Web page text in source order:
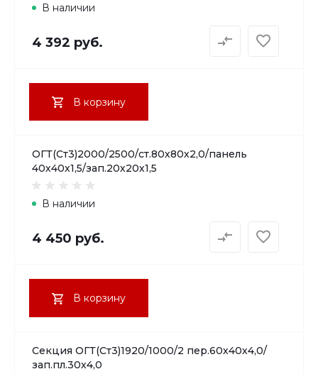
В наличии
4 392 руб.
В корзину
ОГТ(Ст3)2000/2500/ст.80х80х2,0/панель
40х40х1,5/зап.20х20х1,5
В наличии
4 450 руб.
В корзину
Секция ОГТ(Ст3)1920/1000/2 пер.60х40х4,0/
зап.пл.30х4,0